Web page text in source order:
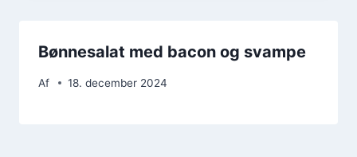
Bønnesalat med bacon og svampe
Af 18. december 2024